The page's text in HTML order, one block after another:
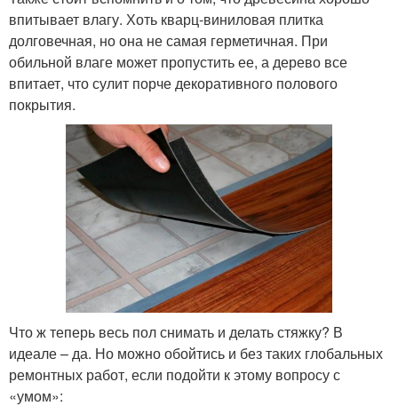
впитывает влагу. Хоть кварц-виниловая плитка
долговечная, но она не самая герметичная. При
обильной влаге может пропустить ее, а дерево все
впитает, что сулит порче декоративного полового
покрытия.
Что ж теперь весь пол снимать и делать стяжку? В
идеале – да. Но можно обойтись и без таких глобальных
ремонтных работ, если подойти к этому вопросу с
«умом»: